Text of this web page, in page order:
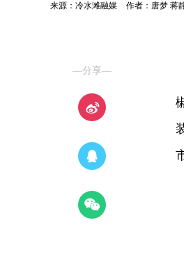
来源：冷水滩融媒 作者：唐梦 蒋
—分享—